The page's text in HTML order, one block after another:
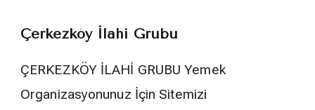
Çerkezköy İlahi Grubu
ÇERKEZKÖY İLAHİ GRUBU Yemek
Organizasyonunuz İçin Sitemizi